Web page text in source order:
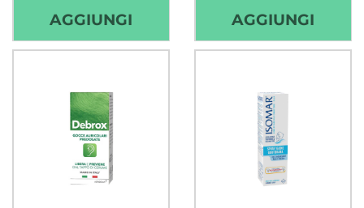
AGGIUNGI
CONI
AGGIUNGI